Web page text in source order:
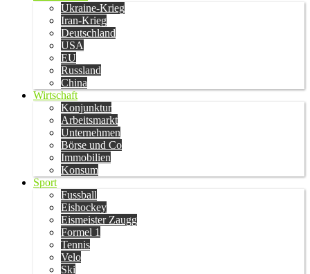
Ukraine-Krieg
Iran-Krieg
Deutschland
USA
EU
Russland
China
Wirtschaft
Konjunktur
Arbeitsmarkt
Unternehmen
Börse und Co
Immobilien
Konsum
Sport
Fussball
Eishockey
Eismeister Zaugg
Formel 1
Tennis
Velo
Ski